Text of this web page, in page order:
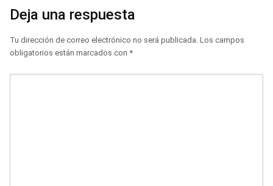
Deja una respuesta
Tu dirección de correo electrónico no será publicada. Los campos
obligatorios están marcados con *